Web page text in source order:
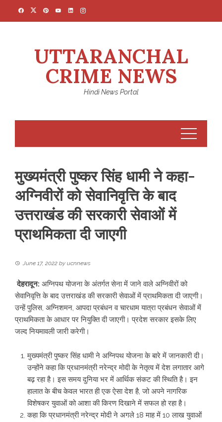
UTTARANCHAL
CRIME NEWS
Hindi News Portal
मुख्यमंत्री पुष्कर सिंह धामी ने कहा-
अग्निवीरों को सेवानिवृत्ति के बाद
उत्तराखंड की सरकारी सेवाओं में
प्राथमिकता दी जाएगी
June 17, 2022 by ucnnews
देहरादून: अग्निपथ योजना के अंतर्गत सेना में जाने वाले अग्निवीरों को
सेवानिवृत्ति के बाद उत्तराखंड की सरकारी सेवाओं में प्राथमिकता दी जाएगी।
उन्हें पुलिस, अग्निशमन, आपदा प्रबंधन व चारधाम यात्रा प्रबंधन सेवाओं में
प्राथमिकता के आधार पर नियुक्ति दी जाएगी। प्रदेश सरकार इसके लिए
जल्द नियमावली जारी करेगी।
मुख्यमंत्री पुष्कर सिंह धामी ने अग्निपथ योजना के बारे में जानकारी दी।
उन्होंने कहा कि प्रधानमंत्री नरेन्द्र मोदी के नेतृत्व में देश लगातार आगे
बढ़ रहा है। इस समय दुनिया भर में आर्थिक संकट की स्थिति है। इन
हालात के बीच केवल भारत ही एक ऐसा देश है, जो अपने नागरिक
विशेषकर युवाओं को आशा की किरण दिखाने में सफल हो रहा है।
कहा कि प्रधानमंत्री नरेन्द्र मोदी ने अगले 18 माह में 10 लाख युवाओं